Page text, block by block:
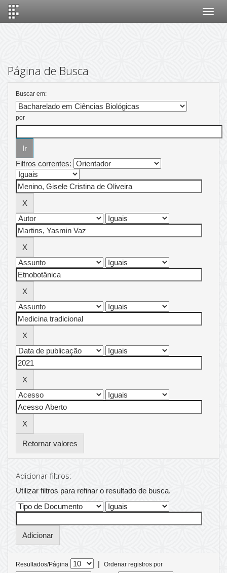
Página de Busca
Buscar em:
por
Filtros correntes:
Retornar valores
Adicionar filtros:
Utilizar filtros para refinar o resultado de busca.
Resultados/Página |
Ordenar registros por